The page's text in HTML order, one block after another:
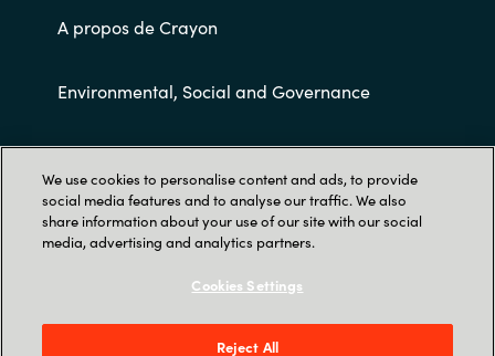
A propos de Crayon
Environmental, Social and Governance
Conditions Générales de Ventes
We use cookies to personalise content and ads, to provide
social media features and to analyse our traffic. We also
share information about your use of our site with our social
media, advertising and analytics partners.
Cookies Settings
Reject All